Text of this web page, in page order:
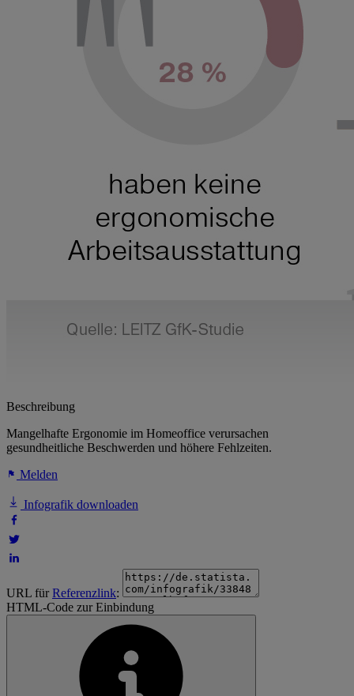
Beschreibung
Mangelhafte Ergonomie im Homeoffice verursachen
gesundheitliche Beschwerden und höhere Fehlzeiten.
Melden
Infografik downloaden
URL fürReferenzlink:
HTML-Code zur Einbindung